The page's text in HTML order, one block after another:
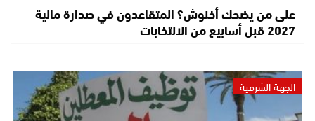
على من يضحك أخنوش؟ المتقاعدون في صدارة مالية
2027 قبل أسابيع من الانتخابات
الجهة الشرقية